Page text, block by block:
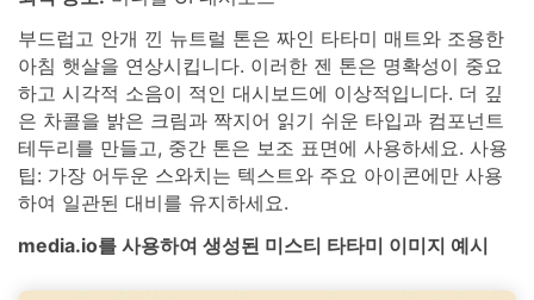
부드럽고 안개 낀 뉴트럴 톤은 짜인 타타미 매트와 조용한
아침 햇살을 연상시킵니다. 이러한 젠 톤은 명확성이 중요
하고 시각적 소음이 적인 대시보드에 이상적입니다. 더 깊
은 차콜을 밝은 크림과 짝지어 읽기 쉬운 타입과 컴포넌트
테두리를 만들고, 중간 톤은 보조 표면에 사용하세요. 사용
팁: 가장 어두운 스와치는 텍스트와 주요 아이콘에만 사용
하여 일관된 대비를 유지하세요.
media.io를 사용하여 생성된 미스티 타타미 이미지 예시